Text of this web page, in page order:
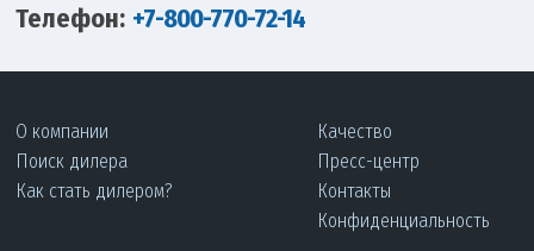
Телефон: +7-800-770-72-14
О компании
Поиск дилера
Как стать дилером?
Качество
Пресс-центр
Контакты
Конфиденциальность